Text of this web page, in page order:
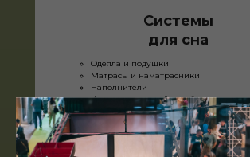
Системы
для сна
Одеяла и подушки
Матрасы и наматрасники
Наполнители
Каркасы кроватей, решётки для